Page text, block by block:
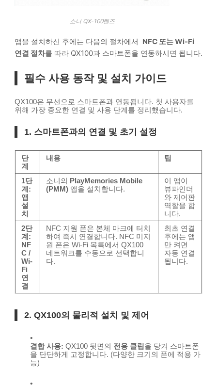
소니 QX-100렌즈
앱을 설치하신 후에는 다음의 절차에서 NFC 또는 Wi-Fi
연결 절차를 따라 QX100과 스마트폰을 연동하시면 됩니다.
필수 사용 동작 및 설치 가이드
QX100은 무선으로 스마트폰과 연동됩니다. 첫 사용자를
위해 가장 중요한 연결 및 사용 단계를 정리했습니다.
1. 스마트폰과의 연결 및 초기 설정
단
계
내용 팁
1단
계:
앱
설
치
소니의 PlayMemories Mobile
(PMM) 앱을 설치합니다.
이 앱이
뷰파인더
와 제어판
역할을 합
니다.
2단
계:
NF
C /
Wi-
Fi
연
결
NFC 지원 폰은 본체 마크에 터치
하여 즉시 연결합니다. NFC 미지
원 폰은 Wi-Fi 목록에서 QX100
네트워크를 수동으로 선택합니
다.
최초 연결
후에는 앱
만 켜면
자동 연결
됩니다.
2. QX100의 물리적 설치 및 제어
결합 사용: QX100 뒷면의 전용 클립 을 당겨 스마트폰
을 단단하게 고정합니다. (다양한 크기의 폰에 적용 가
능)